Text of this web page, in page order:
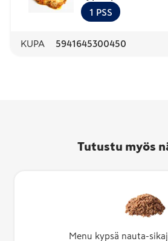
1 PSS
KUPA 5941645300450
Tutustu myös
Menu kypsä nauta-